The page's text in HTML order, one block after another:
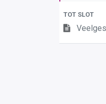
TOT SLOT